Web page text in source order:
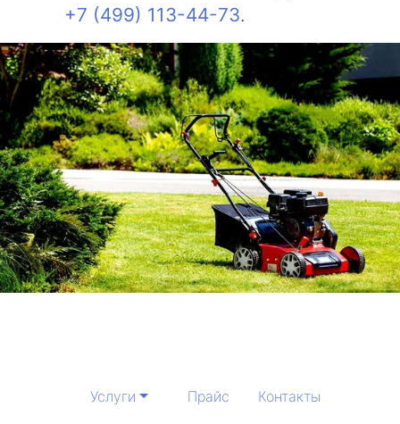
+7 (499) 113-44-73.
Услуги Прайс
Контакты